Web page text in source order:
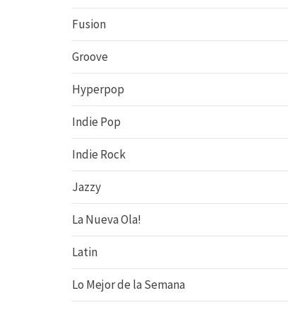
Fusion
Groove
Hyperpop
Indie Pop
Indie Rock
Jazzy
La Nueva Ola!
Latin
Lo Mejor de la Semana